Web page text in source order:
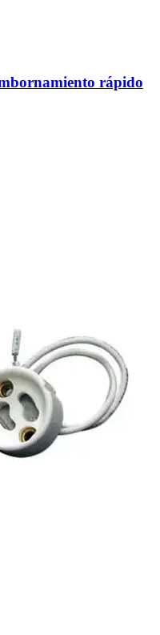
rápido